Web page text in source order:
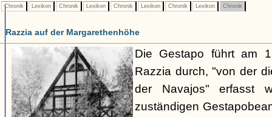
Chronik Lexikon Chronik Lexikon Chronik Lexikon Chronik Lexikon Chronik
Razzia auf der Margarethenhöhe
Die Gestapo führt am
Razzia durch, "von der
der Navajos" erfasst
zuständigen